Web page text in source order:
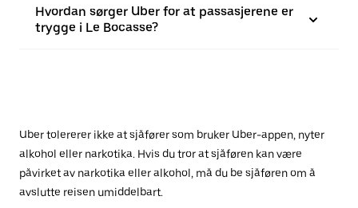
Hvordan sørger Uber for at passasjerene er
trygge i Le Bocasse?
Uber tolererer ikke at sjåfører som bruker Uber-appen, nyter
alkohol eller narkotika. Hvis du tror at sjåføren kan være
påvirket av narkotika eller alkohol, må du be sjåføren om å
avslutte reisen umiddelbart.